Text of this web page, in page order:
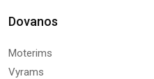
Dovanos
Moterims
Vyrams